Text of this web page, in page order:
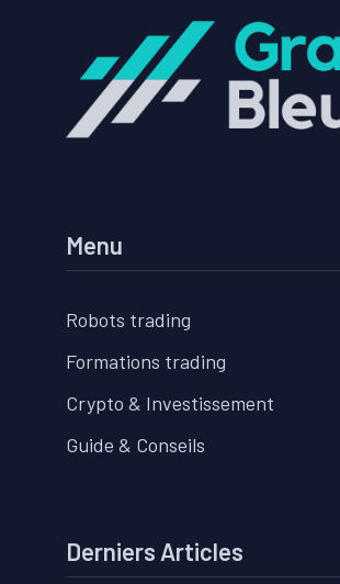
Menu
Robots trading
Formations trading
Crypto & Investissement
Guide & Conseils
Derniers Articles